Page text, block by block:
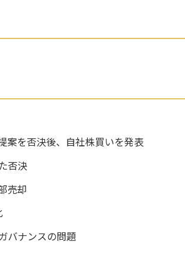
案を否決後、自社株買いを発表
否決
売却
バナンスの問題